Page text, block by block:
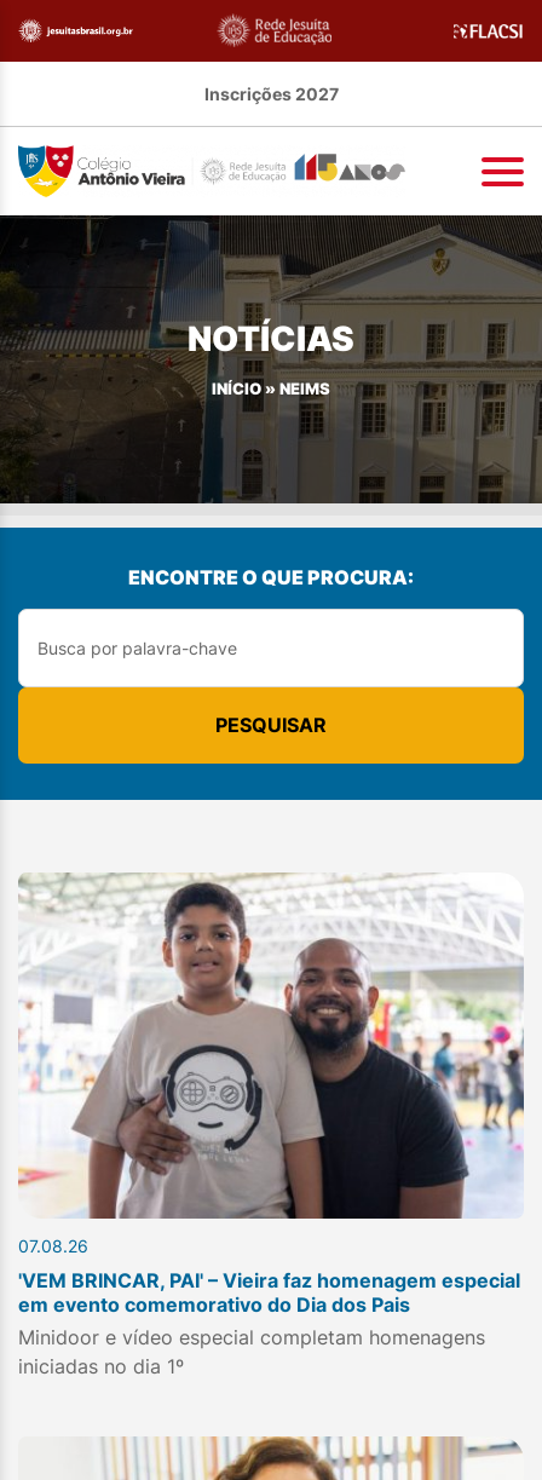
Inscrições 2027
NOTÍCIAS
INÍCIO » NEIMS
ENCONTRE O QUE PROCURA:
PESQUISAR
07.08.26
'VEM BRINCAR, PAI' – Vieira faz homenagem especial
em evento comemorativo do Dia dos Pais
Minidoor e vídeo especial completam homenagens
iniciadas no dia 1º